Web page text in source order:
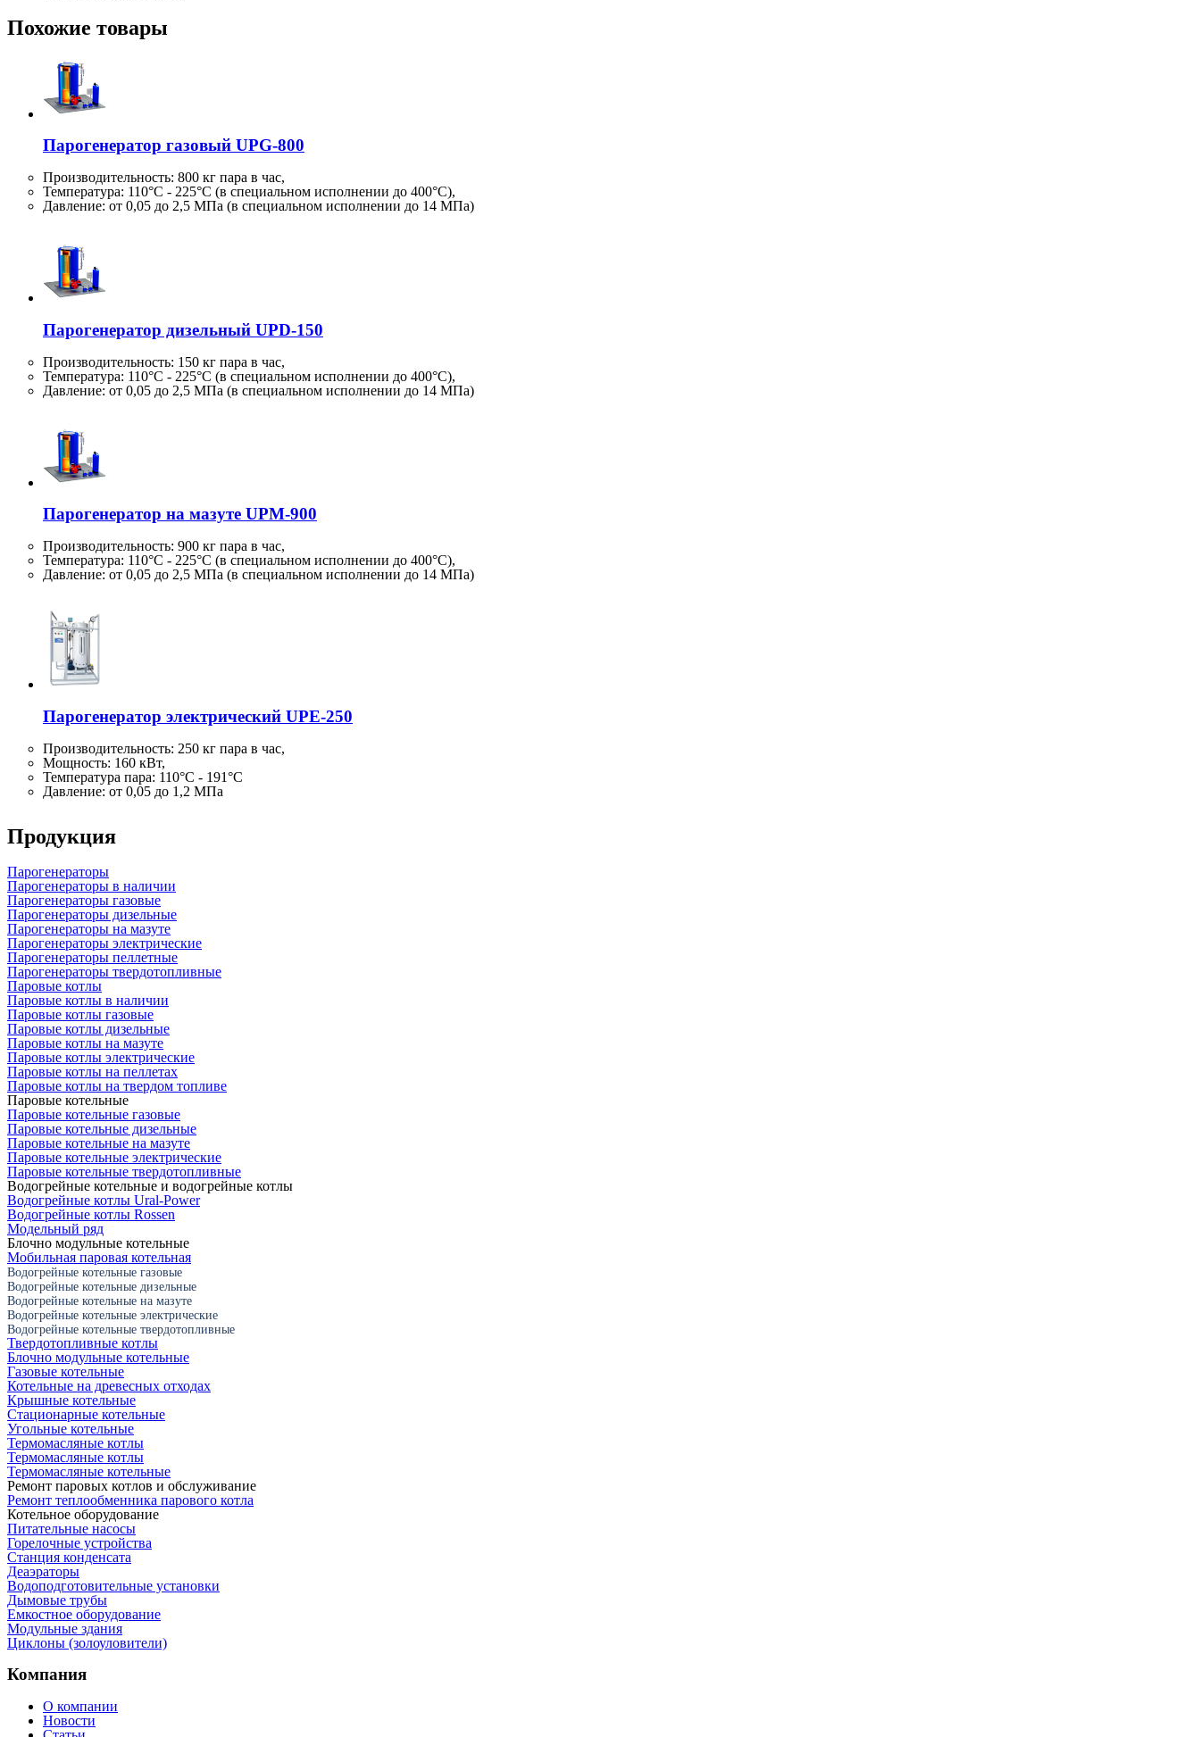
Похожие товары
Парогенератор газовый UPG-800
Производительность: 800 кг пара в час,
Температура: 110°C - 225°C (в специальном исполнении до 400°C),
Давление: от 0,05 до 2,5 МПа (в специальном исполнении до 14 МПа)
Парогенератор дизельный UPD-150
Производительность: 150 кг пара в час,
Температура: 110°C - 225°C (в специальном исполнении до 400°C),
Давление: от 0,05 до 2,5 МПа (в специальном исполнении до 14 МПа)
Парогенератор на мазуте UPM-900
Производительность: 900 кг пара в час,
Температура: 110°C - 225°C (в специальном исполнении до 400°C),
Давление: от 0,05 до 2,5 МПа (в специальном исполнении до 14 МПа)
Парогенератор электрический UPE-250
Производительность: 250 кг пара в час,
Мощность: 160 кВт,
Температура пара: 110°C - 191°C
Давление: от 0,05 до 1,2 МПа
Продукция
Парогенераторы
Парогенераторы в наличии
Парогенераторы газовые
Парогенераторы дизельные
Парогенераторы на мазуте
Парогенераторы электрические
Парогенераторы пеллетные
Парогенераторы твердотопливные
Паровые котлы
Паровые котлы в наличии
Паровые котлы газовые
Паровые котлы дизельные
Паровые котлы на мазуте
Паровые котлы электрические
Паровые котлы на пеллетах
Паровые котлы на твердом топливе
Паровые котельные
Паровые котельные газовые
Паровые котельные дизельные
Паровые котельные на мазуте
Паровые котельные электрические
Паровые котельные твердотопливные
Водогрейные котельные и водогрейные котлы
Водогрейные котлы Ural-Power
Водогрейные котлы Rossen
Модельный ряд
Блочно модульные котельные
Мобильная паровая котельная
Водогрейные котельные газовые
Водогрейные котельные дизельные
Водогрейные котельные на мазуте
Водогрейные котельные электрические
Водогрейные котельные твердотопливные
Твердотопливные котлы
Блочно модульные котельные
Газовые котельные
Котельные на древесных отходах
Крышные котельные
Стационарные котельные
Угольные котельные
Термомасляные котлы
Термомасляные котлы
Термомасляные котельные
Ремонт паровых котлов и обслуживание
Ремонт теплообменника парового котла
Котельное оборудование
Питательные насосы
Горелочные устройства
Станция конденсата
Деаэраторы
Водоподготовительные установки
Дымовые трубы
Емкостное оборудование
Mодульные здания
Циклоны (золоуловители)
Компания
О компании
Новости